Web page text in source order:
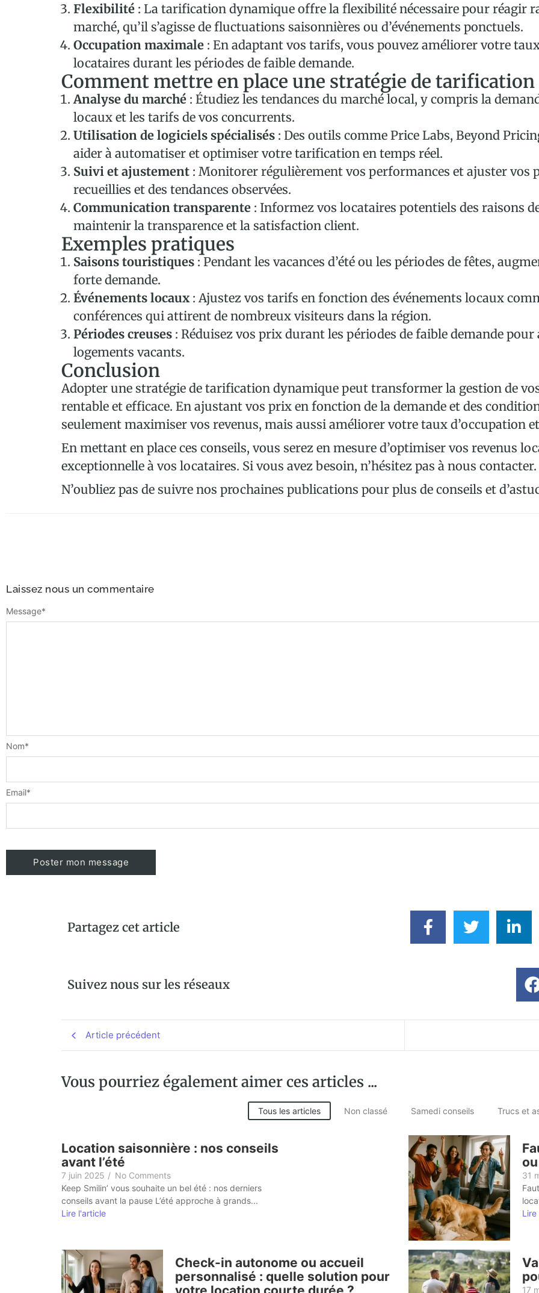
Flexibilité : La tarification dynamique offre la flexibilité nécessaire pour réagir
marché, qu’il s’agisse de fluctuations saisonnières ou d’événements ponctuels.
Occupation maximale : En adaptant vos tarifs, vous pouvez améliorer votre
locataires durant les périodes de faible demande.
Comment mettre en place une stratégie de
Analyse du marché : Étudiez les tendances du marché local, y compris la
locaux et les tarifs de vos concurrents.
Utilisation de logiciels spécialisés : Des outils comme Price Labs, Beyond
aider à automatiser et optimiser votre tarification en temps réel.
Suivi et ajustement : Monitorer régulièrement vos performances et ajuster vos
recueillies et des tendances observées.
Communication transparente : Informez vos locataires potentiels des raisons
maintenir la transparence et la satisfaction client.
Exemples pratiques
Saisons touristiques : Pendant les vacances d’été ou les périodes de fêtes,
forte demande.
Événements locaux: Ajustez vos tarifs en fonction des événements locaux
conférences qui attirent de nombreux visiteurs dans la région.
Périodes creuses : Réduisez vos prix durant les périodes de faible demande
logements vacants.
Conclusion
Adopter une stratégie de tarification dynamique peut transformer la gestion de
rentable et efficace. En ajustant vos prix en fonction de la demande et des
seulement maximiser vos revenus, mais aussi améliorer votre taux d’occupation
En mettant en place ces conseils, vous serez en mesure d’optimiser vos revenus
exceptionnelle à vos locataires. Si vous avez besoin, n’hésitez pas à nous contacter.
N’oubliez pas de suivre nos prochaines publications pour plus de conseils et
Laissez nous un commentaire
Message*
Nom*
Email*
Partagez cet article
Suivez nous sur les réseaux
Article précédent
Vous pourriez également aimer ces articles ...
Tous les articles Non classé Samedi conseils Trucs et
Location saisonnière : nos conseils
avant l’été
7 juin 2025 / No Comments
Keep Smilin’ vous souhaite un bel été : nos derniers
conseils avant la pause L’été approche à grands...
Lire l'article
31
Check-in autonome ou accueil
personnalisé : quelle solution pour
17